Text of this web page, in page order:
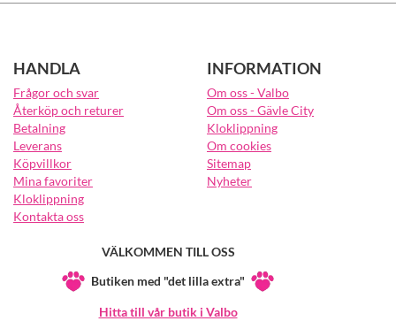
HANDLA
Frågor och svar
Återköp och returer
Betalning
Leverans
Köpvillkor
Mina favoriter
Kloklippning
Kontakta oss
INFORMATION
Om oss - Valbo
Om oss - Gävle City
Kloklippning
Om cookies
Sitemap
Nyheter
VÄLKOMMEN TILL OSS
Butiken med "det lilla extra"
Hitta till vår butik i Valbo